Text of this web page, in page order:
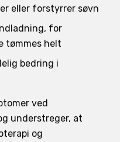
eller forstyrrer søvn
for
tømmes helt
bedring i
ved
understreger, at
og